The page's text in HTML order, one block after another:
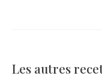
Les autres